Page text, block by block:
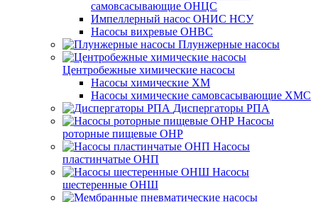
самовсасывающие ОНЦС
Импеллерный насос ОНИС НСУ
Насосы вихревые ОНВС
Плунжерные насосы
Центробежные химические насосы
Насосы химические ХМ
Насосы химические самовсасывающие ХМС
Диспергаторы РПА
Насосы
роторные пищевые ОНР
Насосы
пластинчатые ОНП
Насосы
шестеренные ОНШ